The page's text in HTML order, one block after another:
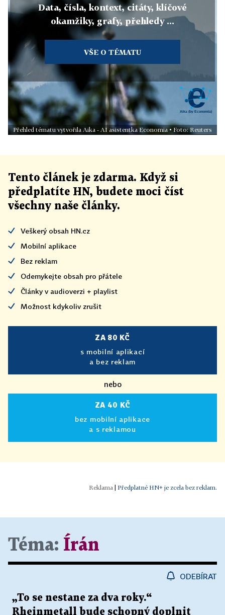
Data, čísla, kontext, citáty, klíčové
okamžiky, grafy, přehledy ...
VŠE O TÉMATU
Přehled tématu vytvořila Aika - AI asistentka Economia • Foto: Reuters
Tento článek je zdarma. Když si
předplatíte HN, budete moci číst
všechny naše články.
Veškerý obsah HN.cz
Mobilní aplikace
Bez reklam
Odemykejte obsah pro přátele
Články v audioverzi + playlist
Možnost kdykoliv zrušit
ZA 80 KČ
s mobilní aplikací
a bez reklam
nebo
ZA 40 KČ
bez mobilní aplikace
a s reklamou
| Předplatné HN+ je zcela bez reklam.
Téma: Írán
ODEBÍRAT
„To se nestane za dva roky.“
Rheinmetall bude schopný doplnit